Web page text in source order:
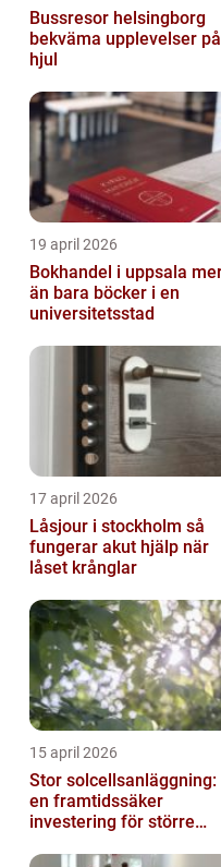
Bussresor helsingborg
bekväma upplevelser på
hjul
19 april 2026
Bokhandel i uppsala mer
än bara böcker i en
universitetsstad
17 april 2026
Låsjour i stockholm så
fungerar akut hjälp när
låset krånglar
15 april 2026
Stor solcellsanläggning:
en framtidssäker
investering för större